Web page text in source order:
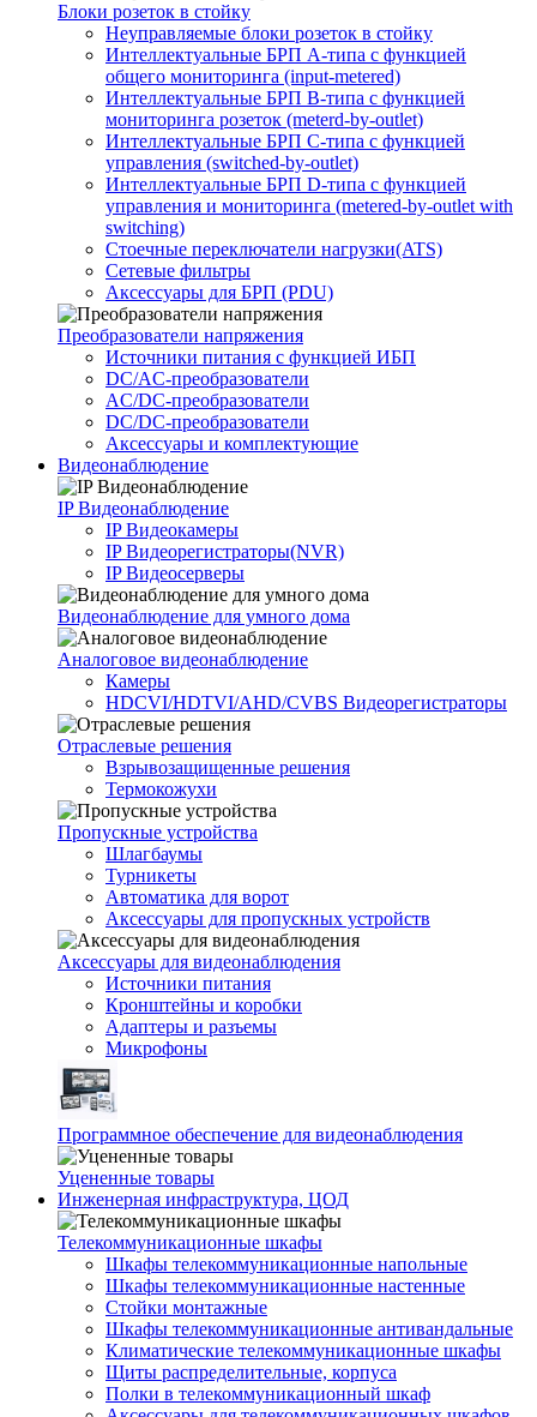
Блоки розеток в стойку
Неуправляемые блоки розеток в стойку
Интеллектуальные БРП А-типа с функцией
общего мониторинга (input-metered)
Интеллектуальные БРП B-типа с функцией
мониторинга розеток (meterd-by-outlet)
Интеллектуальные БРП C-типа с функцией
управления (switched-by-outlet)
Интеллектуальные БРП D-типа с функцией
управления и мониторинга (metered-by-outlet with
switching)
Стоечные переключатели нагрузки(ATS)
Сетевые фильтры
Аксессуары для БРП (PDU)
Преобразователи напряжения
Источники питания c функцией ИБП
DC/AC-преобразователи
AC/DC-преобразователи
DC/DC-преобразователи
Аксессуары и комплектующие
Видеонаблюдение
IP Видеонаблюдение
IP Видеокамеры
IP Видеорегистраторы(NVR)
IP Видеосерверы
Видеонаблюдение для умного дома
Аналоговое видеонаблюдение
Камеры
HDCVI/HDTVI/AHD/CVBS Видеорегистраторы
Отраслевые решения
Взрывозащищенные решения
Термокожухи
Пропускные устройства
Шлагбаумы
Турникеты
Автоматика для ворот
Аксессуары для пропускных устройств
Аксессуары для видеонаблюдения
Источники питания
Кронштейны и коробки
Адаптеры и разъемы
Микрофоны
Программное обеспечение для видеонаблюдения
Уцененные товары
Инженерная инфраструктура, ЦОД
Телекоммуникационные шкафы
Шкафы телекоммуникационные напольные
Шкафы телекоммуникационные настенные
Стойки монтажные
Шкафы телекоммуникационные антивандальные
Климатические телекоммуникационные шкафы
Щиты распределительные, корпуса
Полки в телекоммуникационный шкаф